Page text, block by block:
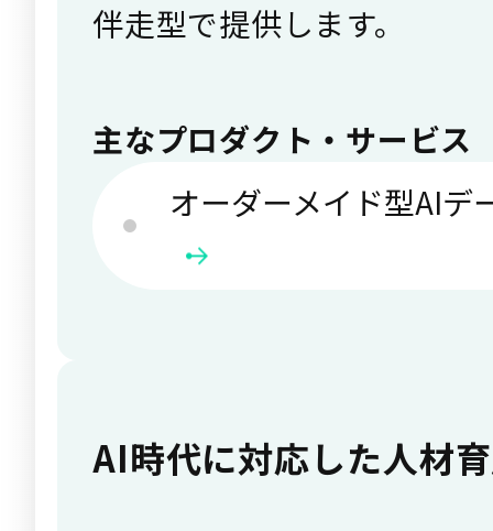
伴走型で提供します。
主なプロダクト・サービス
オーダーメイド型AIデ
AI時代に対応した人材